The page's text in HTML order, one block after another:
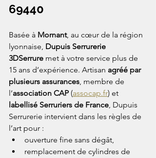
69440
Basée à Mornant, au cœur de la région
lyonnaise, Dupuis Serrurerie
3DSerrure met à votre service plus de
15 ans d’expérience. Artisan agréé par
plusieurs assurances, membre de
l’association CAP (assocap.fr) et
labellisé Serruriers de France, Dupuis
Serrurerie intervient dans les règles de
l’art pour :
ouverture fine sans dégât,
remplacement de cylindres de